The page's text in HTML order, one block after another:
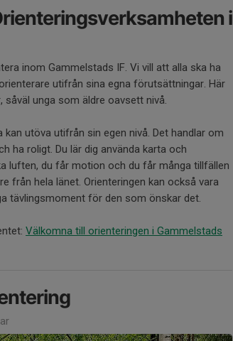
i
inom Gammelstads IF. Vi vill att alla ska ha
utifrån sina egna förutsättningar. Här
unga som äldre oavsett nivå.
utöva utifrån sin egen nivå. Det handlar om
ha roligt. Du lär dig använda karta och
luften, du får motion och du får många tillfällen
från hela länet. Orienteringen kan också vara
tävlingsmoment för den som önskar det.
Välkomna till orienteringen i Gammelstads